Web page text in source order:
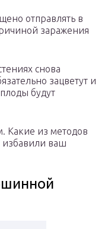
отправлять в
заражения
снова
зацветут и
будут
Какие из методов
избавили ваш